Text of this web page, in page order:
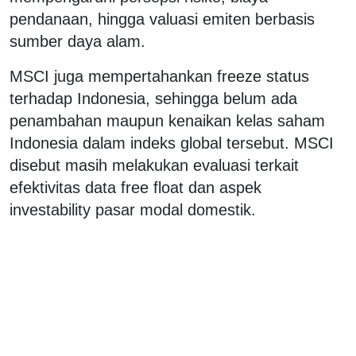
pendanaan, hingga valuasi emiten berbasis
sumber daya alam.
MSCI juga mempertahankan freeze status
terhadap Indonesia, sehingga belum ada
penambahan maupun kenaikan kelas saham
Indonesia dalam indeks global tersebut. MSCI
disebut masih melakukan evaluasi terkait
efektivitas data free float dan aspek
investability pasar modal domestik.